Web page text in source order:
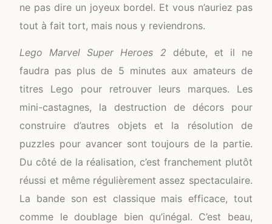
ne pas dire un joyeux bordel. Et vous n’auriez pas
tout à fait tort, mais nous y reviendrons.
Lego Marvel Super Heroes 2 débute, et il ne
faudra pas plus de 5 minutes aux amateurs de
titres Lego pour retrouver leurs marques. Les
mini-castagnes, la destruction de décors pour
construire d’autres objets et la résolution de
puzzles pour avancer sont toujours de la partie.
Du côté de la réalisation, c’est franchement plutôt
réussi et même régulièrement assez spectaculaire.
La bande son est classique mais efficace, tout
comme le doublage bien qu’inégal. C’est beau,